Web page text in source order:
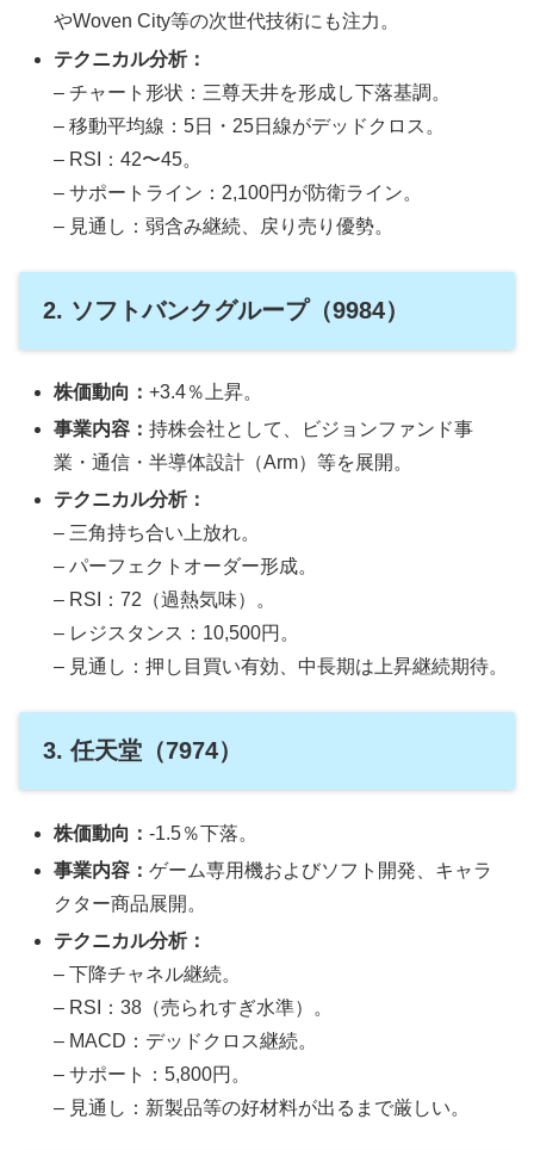
やWoven City等の次世代技術にも注力。
テクニカル分析：
– チャート形状：三尊天井を形成し下落基調。
– 移動平均線：5日・25日線がデッドクロス。
– RSI：42〜45。
– サポートライン：2,100円が防衛ライン。
– 見通し：弱含み継続、戻り売り優勢。
2. ソフトバンクグループ（9984）
株価動向：+3.4％上昇。
事業内容：持株会社として、ビジョンファンド事
業・通信・半導体設計（Arm）等を展開。
テクニカル分析：
– 三角持ち合い上放れ。
– パーフェクトオーダー形成。
– RSI：72（過熱気味）。
– レジスタンス：10,500円。
– 見通し：押し目買い有効、中長期は上昇継続期待。
3. 任天堂（7974）
株価動向：-1.5％下落。
事業内容：ゲーム専用機およびソフト開発、キャラ
クター商品展開。
テクニカル分析：
– 下降チャネル継続。
– RSI：38（売られすぎ水準）。
– MACD：デッドクロス継続。
– サポート：5,800円。
– 見通し：新製品等の好材料が出るまで厳しい。